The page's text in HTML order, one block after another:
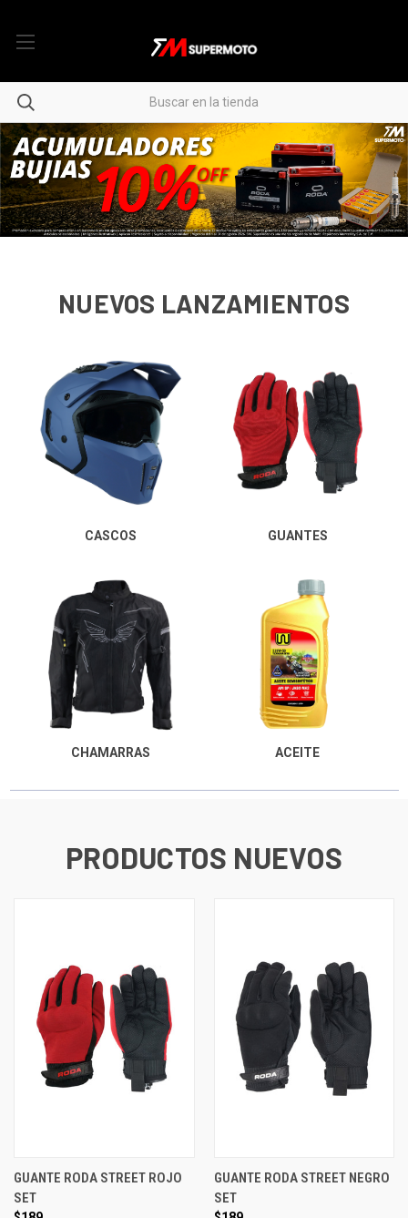
NUEVOS LANZAMIENTOS
CASCOS GUANTES
CHAMARRAS ACEITE
PRODUCTOS NUEVOS
GUANTE RODA STREET ROJO
SET
GUANTE RODA STREET NEGRO
SET